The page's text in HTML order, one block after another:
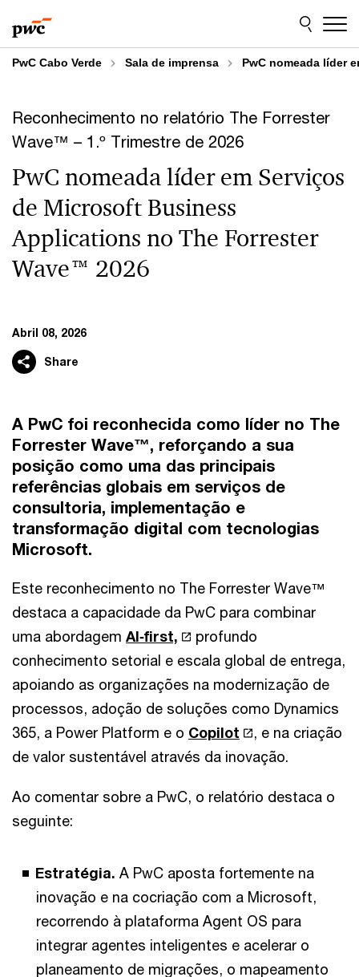
to
content
to
footer
PwC Cabo Verde Sala de imprensa PwC nomeada líder
Reconhecimento no relatório The Forrester
Wave™ – 1.º Trimestre de 2026
PwC nomeada líder em Serviços
de Microsoft Business
Applications no The Forrester
Wave™ 2026
Abril 08, 2026
Share
A PwC foi reconhecida como líder no The
Forrester Wave™, reforçando a sua
posição como uma das principais
referências globais em serviços de
consultoria, implementação e
transformação digital com tecnologias
Microsoft.
Este reconhecimento no The Forrester Wave™
destaca a capacidade da PwC para combinar
uma abordagem AI‑first,
profundo
conhecimento setorial e escala global de entrega,
apoiando as organizações na modernização de
processos, adoção de soluções como Dynamics
365, a Power Platform e o Copilot
, e na criação
de valor sustentável através da inovação.
Ao comentar sobre a PwC, o relatório destaca o
seguinte:
Estratégia. A PwC aposta fortemente na
inovação e na cocriação com a Microsoft,
recorrendo à plataforma Agent OS para
integrar agentes inteligentes e acelerar o
planeamento de migrações, o mapeamento